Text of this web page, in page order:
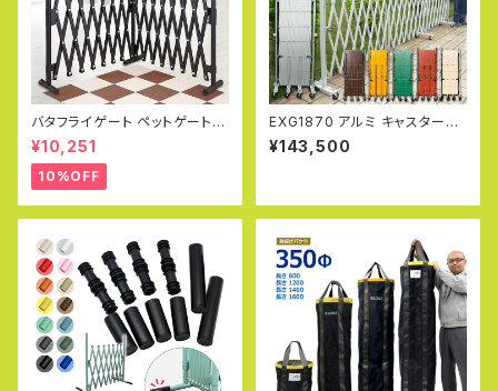
バタフライゲート ペットゲート フ
ェンス 幅150cm×150cm 高70
cm アルミフェンス ラティス ゲ
ート 犬 ドッグラン 目隠し ペット
フェンス サークル 猫 SXG073
0
¥10,251
10%OFF
EXG1870 アルミ キャスターゲ
ート W7.0m×H1.9m 門扉 ラテ
ィス フェンス クロスゲート 仮設
¥143,500